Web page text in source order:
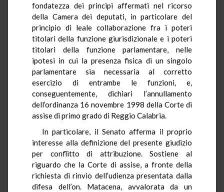
fondatezza dei principi affermati nel ricorso
della Camera dei deputati, in particolare del
principio di leale collaborazione fra i poteri
titolari della funzione giurisdizionale e i poteri
titolari della funzione parlamentare, nelle
ipotesi in cui la presenza fisica di un singolo
parlamentare sia necessaria al corretto
esercizio di entrambe le funzioni, e,
conseguentemente, dichiari l’annullamento
dell’ordinanza 16 novembre 1998 della Corte di
assise di primo grado di Reggio Calabria.
In particolare, il Senato afferma il proprio
interesse alla definizione del presente giudizio
per conflitto di attribuzione. Sostiene al
riguardo che la Corte di assise, a fronte della
richiesta di rinvio dell’udienza presentata dalla
difesa dell’on. Matacena, avvalorata da un